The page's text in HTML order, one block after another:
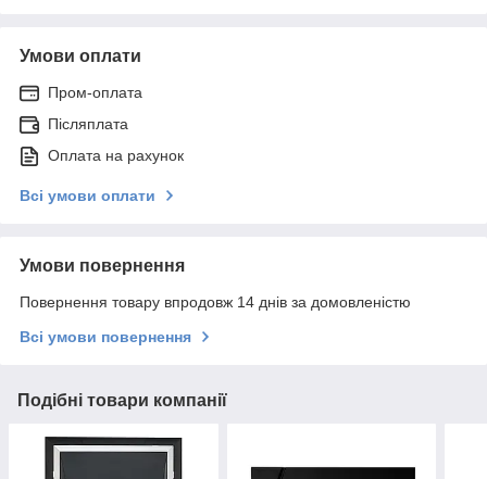
Умови оплати
Пром-оплата
Післяплата
Оплата на рахунок
Всі умови оплати
Умови повернення
Повернення товару впродовж 14 днів за домовленістю
Всі умови повернення
Подібні товари компанії